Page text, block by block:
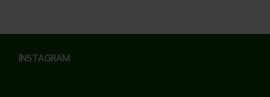
INSTAGRAM